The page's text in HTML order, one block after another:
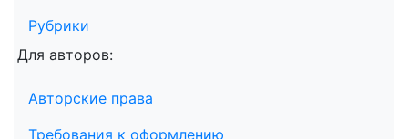
Рубрики
Для авторов:
Авторские права
Требования к оформлению